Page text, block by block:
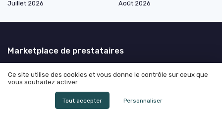
Juillet 2026
Août 2026
Marketplace de prestataires
Les plus lus
Combien de temps la police peut garder mon téléphone : ce que tout
Ce site utilise des cookies et vous donne le contrôle sur ceux que
vous souhaitez activer
Tout accepter Personnaliser